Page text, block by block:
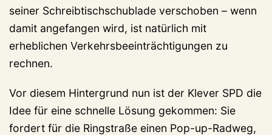
seiner Schreibtischschublade verschoben – wenn
damit angefangen wird, ist natürlich mit
erheblichen Verkehrsbeeinträchtigungen zu
rechnen.
Vor diesem Hintergrund nun ist der Klever SPD die
Idee für eine schnelle Lösung gekommen: Sie
fordert für die Ringstraße einen Pop-up-Radweg,